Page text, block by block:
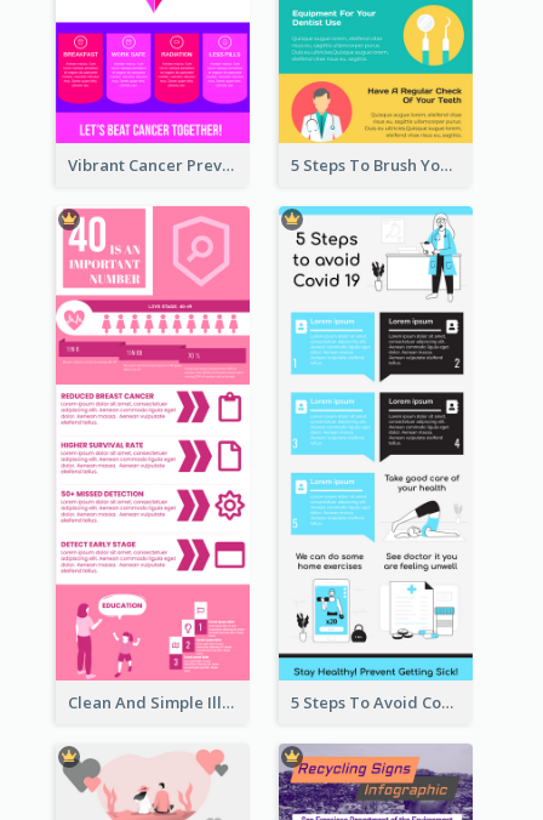
Vibrant Cancer Prevention Infographic Design Idea 5 Steps To Brush Your Teeth Infographic
Clean And Simple Illustrated Infographics Design 5 Steps To Avoid Covid 19 Infographic